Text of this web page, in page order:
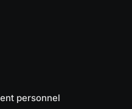
personnel